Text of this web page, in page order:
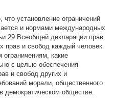
установление ограничений
и нормами международных
29 Всеобщей декларации прав
прав и свобод каждый человек
ограничениям, какие
с целью обеспечения
и свобод других и
морали, общественного
демократическом обществе.